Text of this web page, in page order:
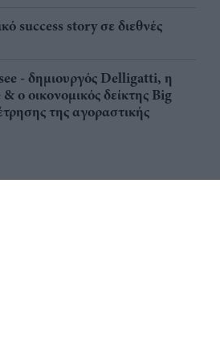
success story σε διεθνές
- δημιουργός Delligatti, η
ο οικονομικός δείκτης Big
της αγοραστικής